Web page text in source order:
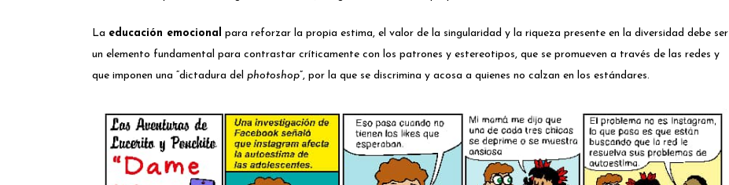
La educación emocional para reforzar la propia estima, el valor de la singularidad y la riqueza presente en la diversidad debe ser
un elemento fundamental para contrastar críticamente con los patrones y estereotipos, que se promueven a través de las redes y
que imponen una “dictadura del photoshop”, por la que se discrimina y acosa a quienes no calzan en los estándares.